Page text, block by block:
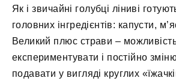
Як і звичайні голубці ліниві
головних інгредієнтів: капусти,
Великий плюс страви –
експериментувати і постійно
подавати у вигляді круглих